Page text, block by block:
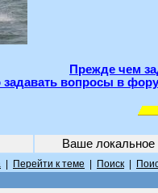
Прежде чем
задавать вопросы в
Ваше
Перейти к теме Поиск